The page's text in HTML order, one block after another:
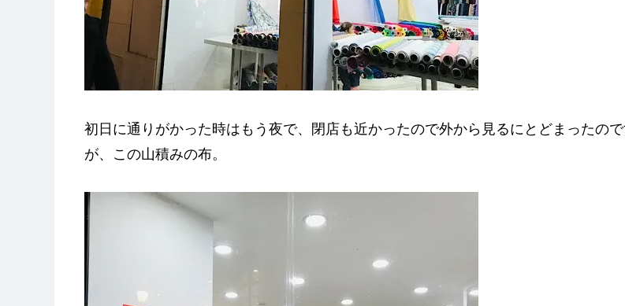
初日に通りがかった時はもう夜で、閉店も近かったので外から見るにとどまったの
が、この山積みの布。